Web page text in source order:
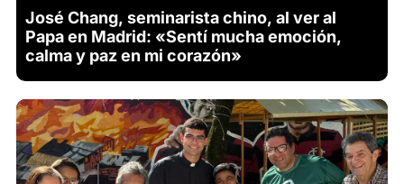
José Chang, seminarista chino, al ver al
Papa en Madrid: «Sentí mucha emoción,
calma y paz en mi corazón»